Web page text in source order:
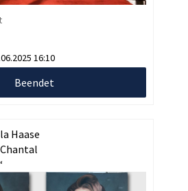
16:10
Beendet
Haase